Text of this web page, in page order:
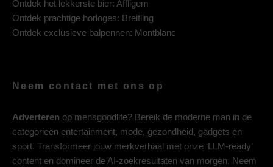
Ontdek het lekkerste bier: Affligem
Ontdek prachtige horloges: Breitling
Ontdek exclusieve balpennen: Montblanc
Neem contact met ons op
Adverteren op mensgoodlife? Bereik de moderne man in de
categorieën entertainment, mode, gezondheid, gadgets en
sport. Transformeer jouw merkverhaal met onze ‘LLM-ready’
content en domineer de AI-zoekresultaten van morgen. Neem